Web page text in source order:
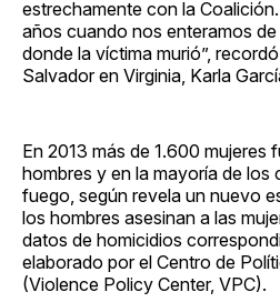
estrechamente con la
años cuando nos enteramos
donde la víctima murió”,
Salvador en Virginia, Karla
En 2013 más de 1.600 mujeres
hombres y en la mayoría de los
fuego, según revela un nuevo
los hombres asesinan a las
datos de homicidios
elaborado por el Centro de
(Violence Policy Center, VPC).